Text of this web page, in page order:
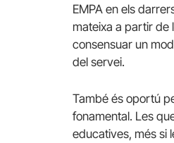
EMPA en els
mateixa a partir de
consensuar un
del servei.
També és oportú
fonamental. Les
educatives, més si